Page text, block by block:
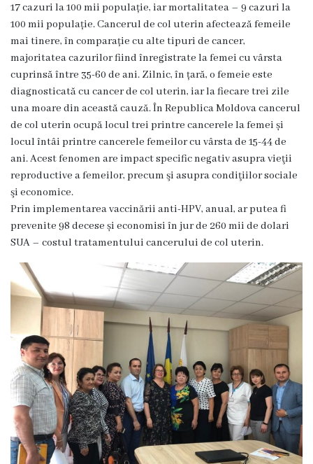
Centrul
Medicilor
de
Familie
nr.4
Secția
Medicină
de
Familie
Servicii
Consultative
Specializate
de
Staționar
de
Centrul
medicilor
de
familie
5
Secţia
17 cazuri la 100 mii populație, iar mortalitatea – 9 cazuri la
100 mii populație. Cancerul de col uterin afectează femeile
mai tinere, în comparație cu alte tipuri de cancer,
majoritatea cazurilor fiind înregistrate la femei cu vârsta
cuprinsă între 35-60 de ani. Zilnic, în țară, o femeie este
diagnosticată cu cancer de col uterin, iar la fiecare trei zile
una moare din această cauză. În Republica Moldova cancerul
de col uterin ocupă locul trei printre cancerele la femei și
locul întâi printre cancerele femeilor cu vârsta de 15-44 de
ani. Acest fenomen are impact specific negativ asupra vieţii
reproductive a femeilor, precum şi asupra condiţiilor sociale
şi economice.
Prin implementarea vaccinării anti-HPV, anual, ar putea fi
prevenite 98 decese și economisi în jur de 260 mii de dolari
SUA – costul tratamentului cancerului de col uterin.